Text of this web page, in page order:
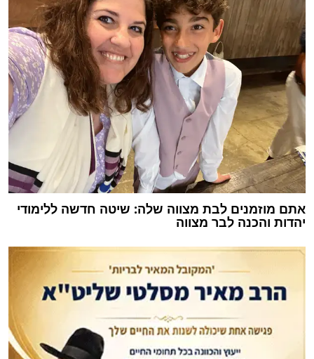
אתם מוזמנים לבת מצווה שלה: שיטה חדשה ללימודי
יהדות והכנה לבר מצווה